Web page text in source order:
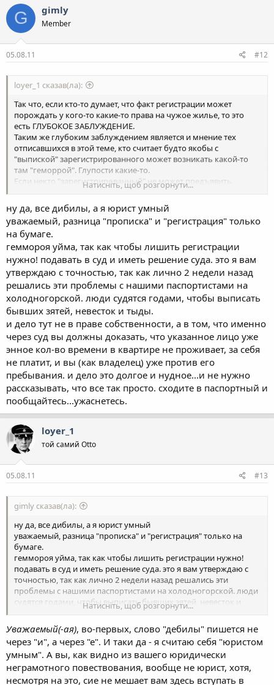
G gimly
Member
05.08.11 #12
loyer_1 сказав(ла):
Так что, если кто-то думает, что факт регистрации может
порождать у кого-то какие-то права на чужое жилье, то это
есть ГЛУБОКОЕ ЗАБЛУЖДЕНИЕ.
Таким же глубоким заблуждением является и мнение тех
отписавшихся в этой теме, кто считает будто якобы с
"выпиской" зарегистрированного может возникать какой-то
там "геморрой". Глупости какие-то.
Если некто "зарегистрированный" не может предъявить
наличие правовых оснований (действующего договора,
соглашения) нахождения его в квартире вопреки желания
собственника, то "геморрой" в этом случае возникает не у
хозяина жилья, а как раз у этого "зарегистрированного". И для
того, чтобы выдворить из квартиры такое лицо, незаконно
находящегося на территории чужой собственности, - никакого
решения суда не требуется.
Натисніть, щоб розгорнути...
ну да, все дибилы, а я юрист умный
уважаемый, разница "прописка" и "регистрация" только
на бумаге.
геммороя уйма, так как чтобы лишить регистрации
нужно! подавать в суд и иметь решение суда. это я вам
утверждаю с точностью, так как лично 2 недели назад
решались эти проблемы с нашими паспортистами на
холодногорской. люди судятся годами, чтобы выписать
бывших зятей, невесток и тыды.
и дело тут не в праве собственности, а в том, что именно
через суд вы должны доказать, что указанное лицо уже
энное кол-во времени в квартире не проживает, за себя
не платит, и вы (как владелец) уже против его
пребывания. и дело это долгое и нудное...и не нужно
рассказывать, что все так просто. сходите в паспортный и
пообщайтесь...ужаснетесь.
loyer_1
той самий Otto
05.08.11 #13
gimly сказав(ла):
ну да, все дибилы, а я юрист умный
уважаемый, разница "прописка" и "регистрация" только на
бумаге.
геммороя уйма, так как чтобы лишить регистрации нужно!
подавать в суд и иметь решение суда. это я вам утверждаю с
точностью, так как лично 2 недели назад решались эти
проблемы с нашими паспортистами на холодногорской. люди
судятся годами, чтобы выписать бывших зятей, невесток и
и дело тут не в праве собственности, а в том, что именно через
суд вы должны доказать, что указанное лицо уже энное кол-во
времени в квартире не проживает, за себя не платит, и вы (как
владелец) уже против его пребывания. и дело это долгое и
нудное...и не нужно рассказывать, что все так просто. сходите в
паспортный и пообщайтесь...ужаснетесь.
Натисніть, щоб розгорнути...
Уважаемый(-ая), во-первых, слово "дебилы" пишется не
через "и", а через "е". И таки да - я считаю себя "юристом
умным". А вы, как видно из вашего юридически
неграмотного повествования, вообще не юрист, хотя,
несмотря на это, сие не мешает вам здесь вступать в